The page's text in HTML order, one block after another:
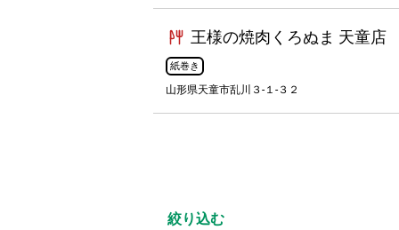
王様の焼肉くろぬま 天童店
紙巻き
山形県天童市乱川３-１-３２
絞り込む